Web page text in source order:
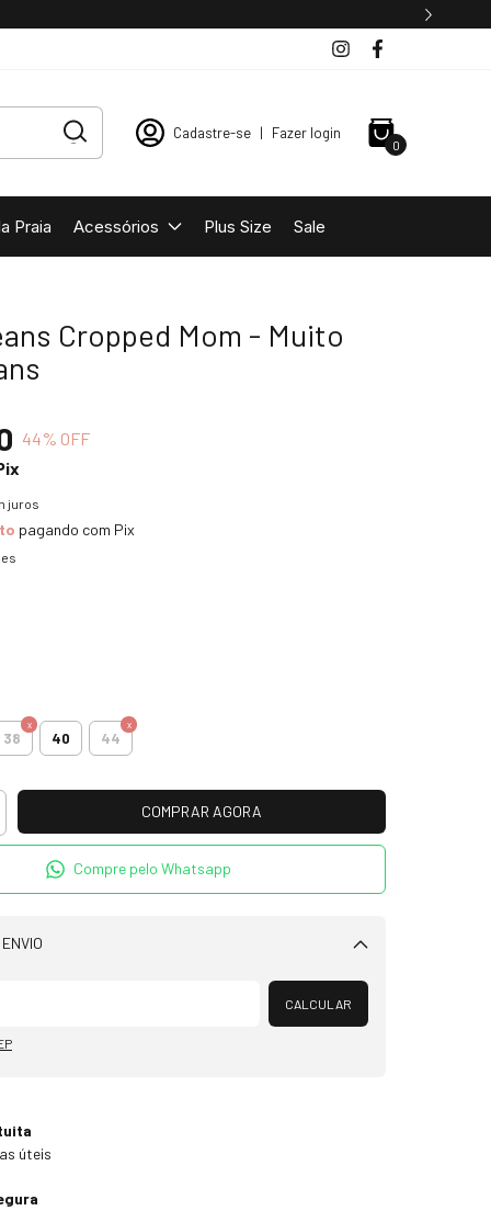
Cadastre-se | Fazer login
0
Praia Acessórios Plus Size Sale
Cropped Mom - Muito
44% OFF
juros
pagando com Pix
38 40 44
Compre pelo Whatsapp
Alterar CEP
CALCULAR
úteis